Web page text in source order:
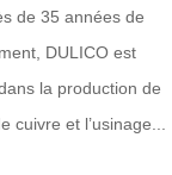
de 35 années de
DULICO est
la production de
cuivre et l’usinage...